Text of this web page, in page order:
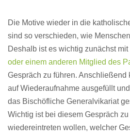
Die Motive wieder in die
sind so verschieden, wie
Deshalb ist es wichtig zunächst mit
oder einem anderen Mitglied des
Gespräch zu führen. Anschließend
auf Wiederaufnahme ausgefüllt
das Bischöfliche Generalvikariat
Wichtig ist bei diesem Gespräch
wiedereintreten wollen, welcher